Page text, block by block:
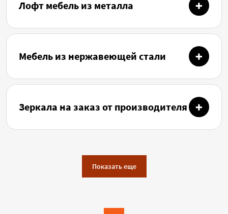
Лофт мебель из металла
Мебель из нержавеющей стали
Зеркала на заказ от производителя
Показать еще